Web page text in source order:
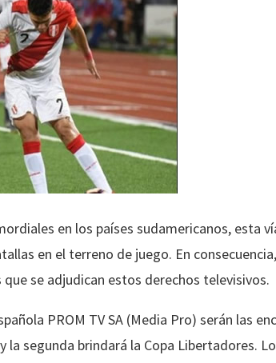
en los países sudamericanos, esta
en el terreno de juego. En
se adjudican estos derechos televisivos.
PROM TV SA (Media Pro) serán las
la segunda brindará la Copa Libertadores.